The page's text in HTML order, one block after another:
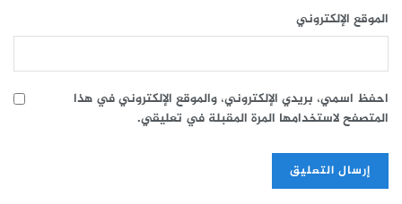
الموقع الإلكتروني
احفظ اسمي، بريدي الإلكتروني، والموقع الإلكتروني في هذا
المتصفح لاستخدامها المرة المقبلة في تعليقي.